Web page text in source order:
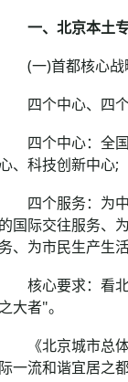
、北京本土专
一)首都核心战
个中心、四个
个中心：全国
、科技创新中心;
个服务：为中
国际交往服务、
、为市民生产生活
心要求：看北
大者"。
北京城市总体
一流和谐宜居之都